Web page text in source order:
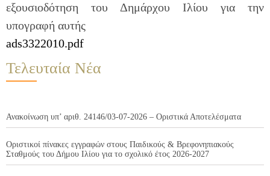
εξουσιοδότηση του Δημάρχου Ιλίου για την
υπογραφή αυτής
ads3322010.pdf
Τελευταία Νέα
Ανακοίνωση υπ’ αριθ. 24146/03-07-2026 – Οριστικά Αποτελέσματα
Οριστικοί πίνακες εγγραφών στους Παιδικούς & Βρεφονηπιακούς
Σταθμούς του Δήμου Ιλίου για το σχολικό έτος 2026-2027